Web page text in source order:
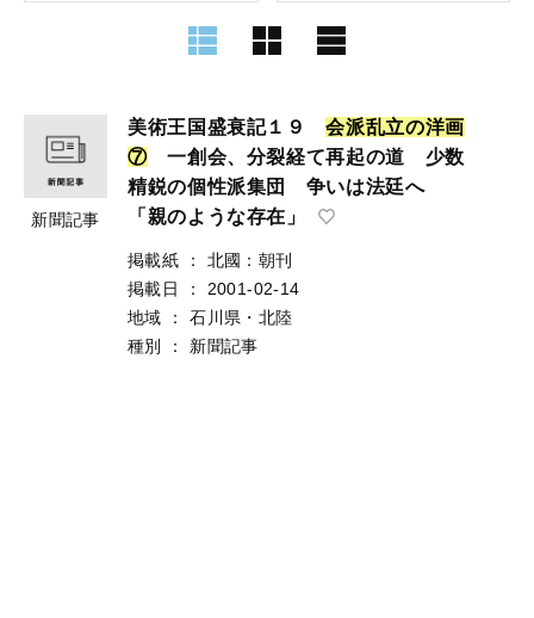
新聞記事
美術王国盛衰記１９会派乱立の洋画
⑦一創会、分裂経て再起の道 少数
精鋭の個性派集団 争いは法廷へ
「親のような存在」
掲載紙 ：
北國：朝刊
掲載日
：
2001-02-14
地域
：
石川県・北陸
種別
： 新聞記事